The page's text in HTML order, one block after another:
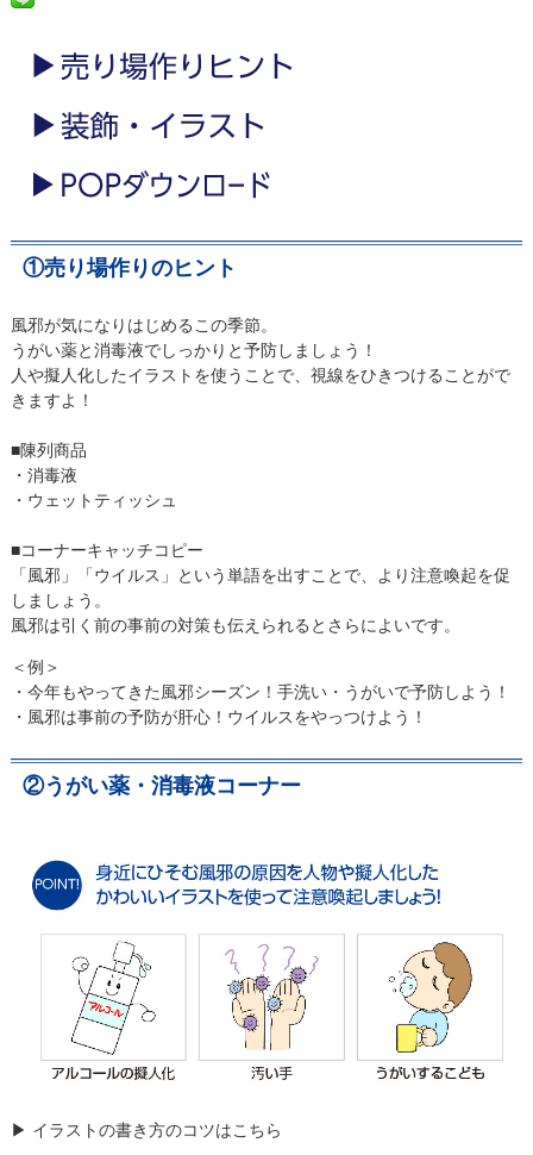
①売り場作りのヒント
風邪が気になりはじめるこの季節。
うがい薬と消毒液でしっかりと予防しましょう！
人や擬人化したイラストを使うことで、視線をひきつけることがで
きますよ！
■陳列商品
・消毒液
・ウェットティッシュ
■コーナーキャッチコピー
「風邪」「ウイルス」という単語を出すことで、より注意喚起を促
しましょう。
風邪は引く前の事前の対策も伝えられるとさらによいです。
＜例＞
・今年もやってきた風邪シーズン！手洗い・うがいで予防しよう！
・風邪は事前の予防が肝心！ウイルスをやっつけよう！
②うがい薬・消毒液コーナー
▶ イラストの書き方のコツはこちら